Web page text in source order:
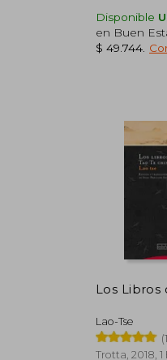
45%
dcto.
Disponible
en Buen
$ 49.744
Los Libros
Lao-Tse
Trotta, 2018,